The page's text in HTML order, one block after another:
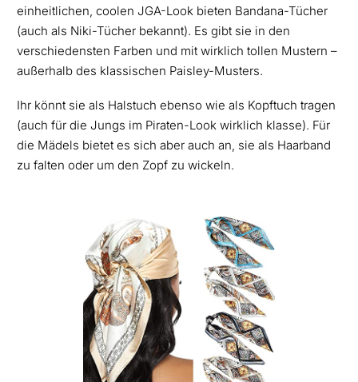
einheitlichen, coolen JGA-Look bieten Bandana-Tücher
(auch als Niki-Tücher bekannt). Es gibt sie in den
verschiedensten Farben und mit wirklich tollen Mustern –
außerhalb des klassischen Paisley-Musters.
Ihr könnt sie als Halstuch ebenso wie als Kopftuch tragen
(auch für die Jungs im Piraten-Look wirklich klasse). Für
die Mädels bietet es sich aber auch an, sie als Haarband
zu falten oder um den Zopf zu wickeln.